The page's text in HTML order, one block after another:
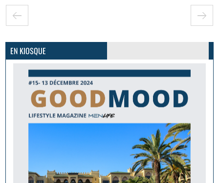
EN KIOSQUE PLUS D'INFOS